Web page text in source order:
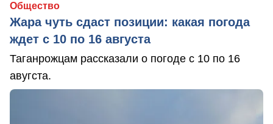
Общество
Жара чуть сдаст позиции: какая погода
ждет с 10 по 16 августа
Таганрожцам рассказали о погоде с 10 по 16
авугста.